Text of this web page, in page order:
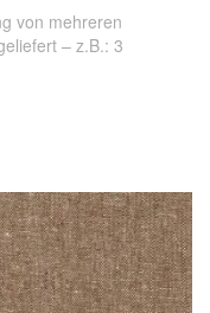
von mehreren
– z.B.: 3